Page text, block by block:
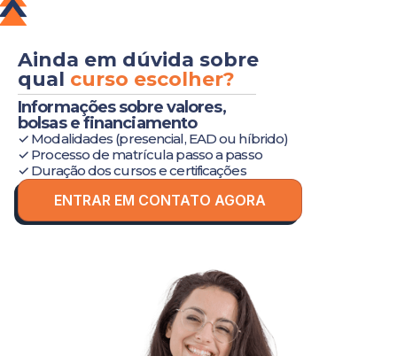
Ainda em dúvida sobre
qual curso escolher?
Informações sobre valores,
bolsas e financiamento
✓ Modalidades (presencial, EAD ou híbrido)
✓ Processo de matrícula passo a passo
✓ Duração dos cursos e certificações
ENTRAR EM CONTATO AGORA